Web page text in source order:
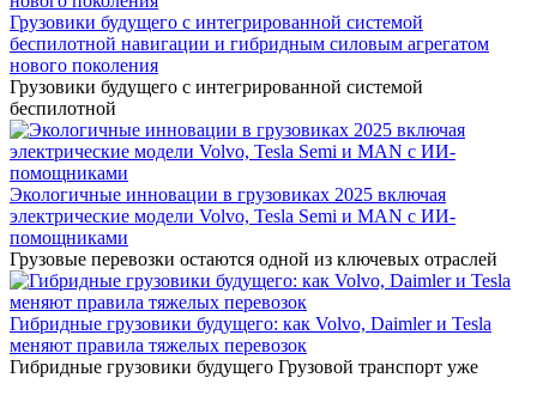
Грузовики будущего с интегрированной системой
беспилотной навигации и гибридным силовым агрегатом
нового поколения
Грузовики будущего с интегрированной системой
беспилотной
Экологичные инновации в грузовиках 2025 включая
электрические модели Volvo, Tesla Semi и MAN с ИИ-
помощниками
Грузовые перевозки остаются одной из ключевых отраслей
Гибридные грузовики будущего: как Volvo, Daimler и Tesla
меняют правила тяжелых перевозок
Гибридные грузовики будущего Грузовой транспорт уже